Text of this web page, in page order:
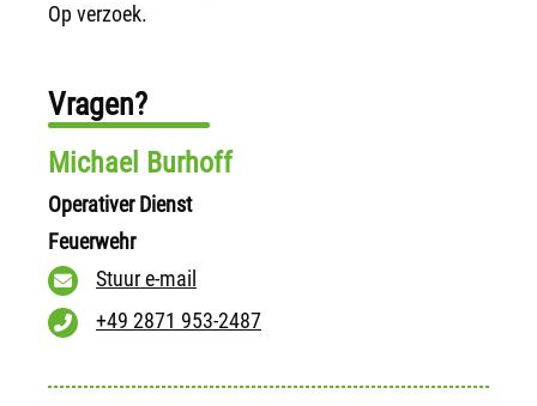
Op verzoek.
Vragen?
Michael Burhoff
Operativer Dienst
Feuerwehr
Stuur e-mail
+49 2871 953-2487